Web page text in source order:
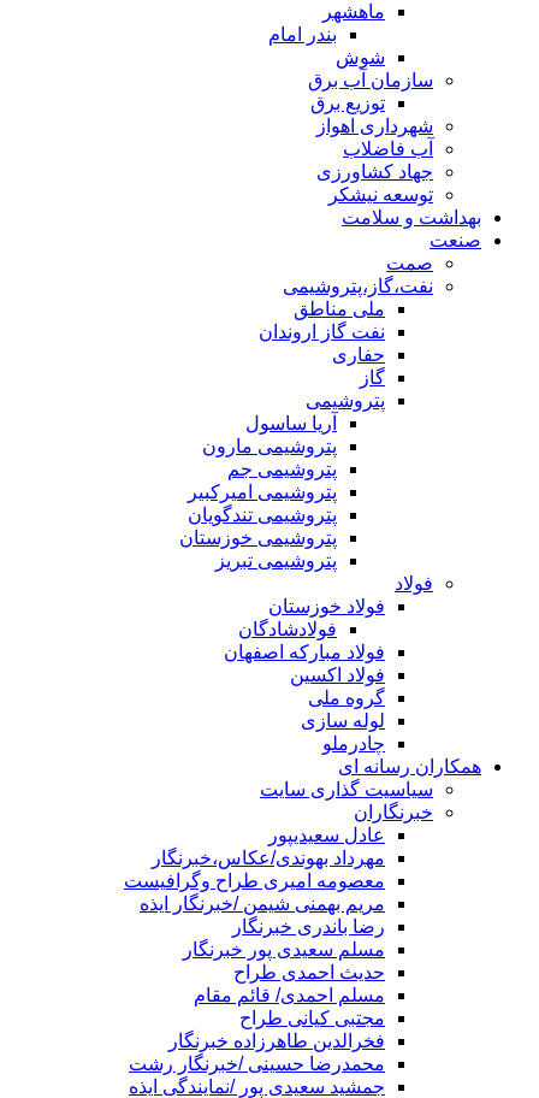
ماهشهر
بندر امام
شوش
سازمان آب برق
توزیع برق
شهرداری اهواز
آب فاضلاب
جهاد کشاورزی
توسعه نیشکر
بهداشت و سلامت
صنعت
صمت
نفت،گاز،پتروشیمی
ملی مناطق
نفت گاز اروندان
حفاری
گاز
پتروشیمی
آریا ساسول
پتروشیمی مارون
پتروشیمی جم
پتروشیمی امیرکبیر
پتروشیمی تندگویان
پتروشیمی خوزستان
پتروشیمی تبریز
فولاد
فولاد خوزستان
فولادشادگان
فولاد مبارکه اصفهان
فولاد اکسین
گروه ملی
لوله سازی
چادرملو
همکاران رسانه ای
سیاسیت گذاری سایت
خبرنگاران
عادل سعیدیپور
مهرداد بهوندی/عکاس،خبرنگار
معصومه امیری طراح وگرافیست
مریم بهمنی شیمن /خبرنگار ایذه
رضا باندری خبرنگار
مسلم سعیدی پور خبرنگار
حدیث احمدی طراح
مسلم احمدی/ قائم مقام
مجتبی کیانی طراح
فخرالدین طاهرزاده خبرنگار
محمدرضا حسینی /خبرنگار رشت
جمشید سعیدی پور /نمایندگی ایذه